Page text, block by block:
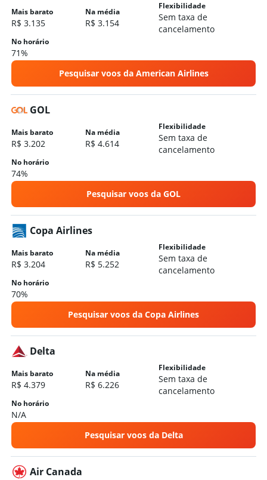
Mais barato
R$ 3.135
Na média
R$ 3.154
Flexibilidade
Sem taxa de
cancelamento
No horário
71%
Pesquisar voos da American Airlines
GOL
Mais barato
R$ 3.202
Na média
R$ 4.614
Flexibilidade
Sem taxa de
cancelamento
No horário
74%
Pesquisar voos da GOL
Copa Airlines
Mais barato
R$ 3.204
Na média
R$ 5.252
Flexibilidade
Sem taxa de
cancelamento
No horário
70%
Pesquisar voos da Copa Airlines
Delta
Mais barato
R$ 4.379
Na média
R$ 6.226
Flexibilidade
Sem taxa de
cancelamento
No horário
N/A
Pesquisar voos da Delta
Air Canada